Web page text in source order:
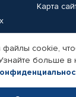
Карта
cookie,
больше в